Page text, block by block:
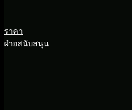
ราคา
ฝ่ายสนับสนุน